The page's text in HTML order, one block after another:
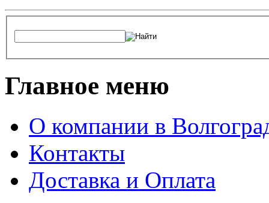
Главное меню
О компании в
Контакты
Доставка и Оплата